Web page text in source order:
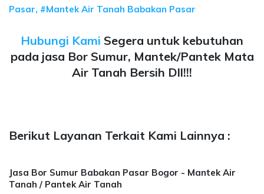
Pasar, #Mantek Air Tanah Babakan Pasar
Hubungi Kami Segera untuk kebutuhan
pada jasa Bor Sumur, Mantek/Pantek Mata
Air Tanah Bersih Dll!!!
Berikut Layanan Terkait Kami Lainnya :
Jasa Bor Sumur Babakan Pasar Bogor - Mantek Air
Tanah / Pantek Air Tanah